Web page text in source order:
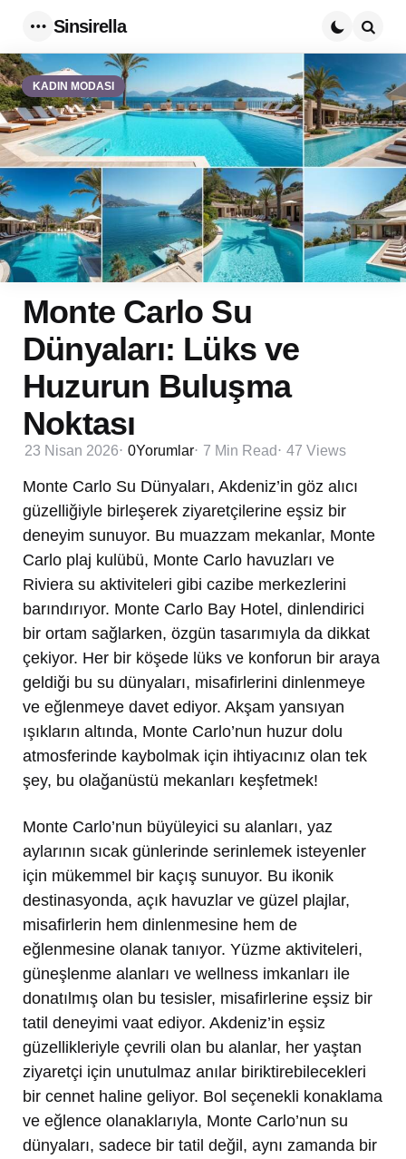
Sinsirella
KADIN MODASI
Monte Carlo Su
Dünyaları: Lüks ve
Huzurun Buluşma
Noktası
23 Nisan 2026 0Yorumlar 7 Min Read 47 Views
Monte Carlo Su Dünyaları, Akdeniz’in göz alıcı
güzelliğiyle birleşerek ziyaretçilerine eşsiz bir
deneyim sunuyor. Bu muazzam mekanlar, Monte
Carlo plaj kulübü, Monte Carlo havuzları ve
Riviera su aktiviteleri gibi cazibe merkezlerini
barındırıyor. Monte Carlo Bay Hotel, dinlendirici
bir ortam sağlarken, özgün tasarımıyla da dikkat
çekiyor. Her bir köşede lüks ve konforun bir araya
geldiği bu su dünyaları, misafirlerini dinlenmeye
ve eğlenmeye davet ediyor. Akşam yansıyan
ışıkların altında, Monte Carlo’nun huzur dolu
atmosferinde kaybolmak için ihtiyacınız olan tek
şey, bu olağanüstü mekanları keşfetmek!
Monte Carlo’nun büyüleyici su alanları, yaz
aylarının sıcak günlerinde serinlemek isteyenler
için mükemmel bir kaçış sunuyor. Bu ikonik
destinasyonda, açık havuzlar ve güzel plajlar,
misafirlerin hem dinlenmesine hem de
eğlenmesine olanak tanıyor. Yüzme aktiviteleri,
güneşlenme alanları ve wellness imkanları ile
donatılmış olan bu tesisler, misafirlerine eşsiz bir
tatil deneyimi vaat ediyor. Akdeniz’in eşsiz
güzellikleriyle çevrili olan bu alanlar, her yaştan
ziyaretçi için unutulmaz anılar biriktirebilecekleri
bir cennet haline geliyor. Bol seçenekli konaklama
ve eğlence olanaklarıyla, Monte Carlo’nun su
dünyaları, sadece bir tatil değil, aynı zamanda bir